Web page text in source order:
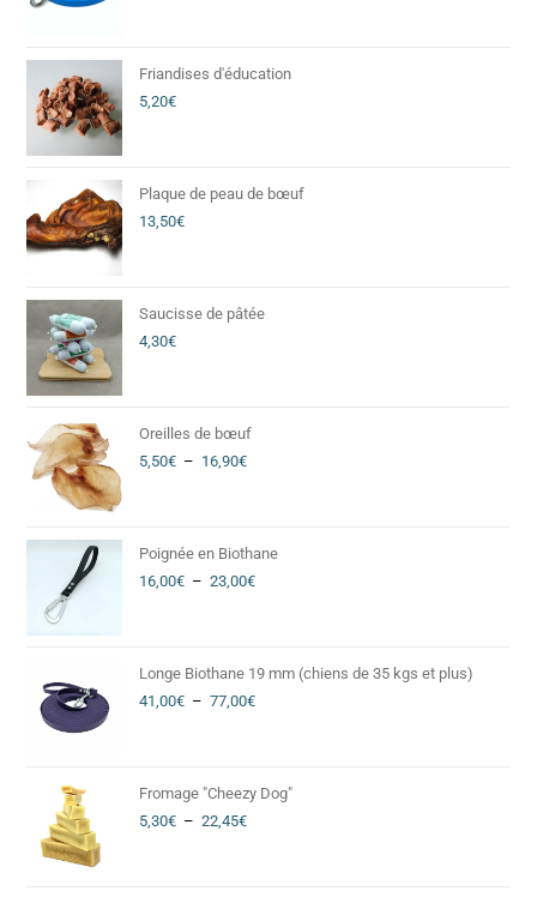
Friandises d'éducation
5,20€
Plaque de peau de bœuf
13,50€
Saucisse de pâtée
4,30€
Oreilles de bœuf
5,50€ – 16,90€
Poignée en Biothane
16,00€ – 23,00€
Longe Biothane 19 mm (chiens de 35 kgs et plus)
41,00€ – 77,00€
Fromage "Cheezy Dog"
5,30€ – 22,45€